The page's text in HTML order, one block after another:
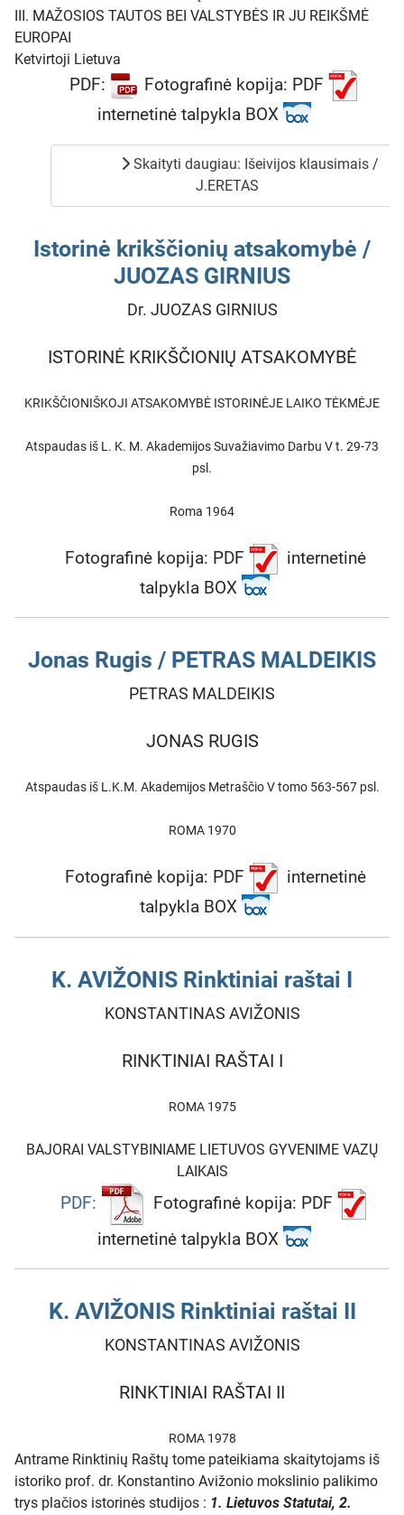
III. MAŽOSIOS TAUTOS BEI VALSTYBĖS IR JU REIKŠMĖ
EUROPAI
Ketvirtoji Lietuva
PDF:
Fotografinė kopija: PDF
internetinė talpykla BOX
Skaityti daugiau: Išeivijos klausimais /
J.ERETAS
Istorinė krikščionių atsakomybė /
JUOZAS GIRNIUS
Dr. JUOZAS GIRNIUS
ISTORINĖ KRIKŠČIONIŲ ATSAKOMYBĖ
KRIKŠČIONIŠKOJI ATSAKOMYBĖ ISTORINĖJE LAIKO TĖKMĖJE
Atspaudas iš L. K. M. Akademijos Suvažiavimo Darbu V t. 29-73
psl.
Roma 1964
Fotografinė kopija: PDF
internetinė
talpykla BOX
Jonas Rugis / PETRAS MALDEIKIS
PETRAS MALDEIKIS
JONAS RUGIS
Atspaudas iš L.K.M. Akademijos Metraščio V tomo 563-567 psl.
ROMA 1970
Fotografinė kopija: PDF
internetinė
talpykla BOX
K. AVIŽONIS Rinktiniai raštai I
KONSTANTINAS AVIŽONIS
RINKTINIAI RAŠTAI I
ROMA 1975
BAJORAI VALSTYBINIAME LIETUVOS GYVENIME VAZŲ
LAIKAIS
PDF:
Fotografinė kopija: PDF
internetinė talpykla BOX
K. AVIŽONIS Rinktiniai raštai II
KONSTANTINAS AVIŽONIS
RINKTINIAI RAŠTAI II
ROMA 1978
Antrame Rinktinių Raštų tome pateikiama skaitytojams iš
istoriko prof. dr. Konstantino Avižonio mokslinio palikimo
trys plačios istorinės studijos : 1. Lietuvos Statutai, 2.